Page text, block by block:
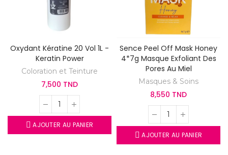
Oxydant Kératine 20 Vol 1L -
Keratin Power
Coloration et Teinture
7,500 TND
AJOUTER AU PANIER
Sence Peel Off Mask Honey
4*7g Masque Exfoliant Des
Pores Au Miel
Masques & Soins
8,550 TND
AJOUTER AU PANIER